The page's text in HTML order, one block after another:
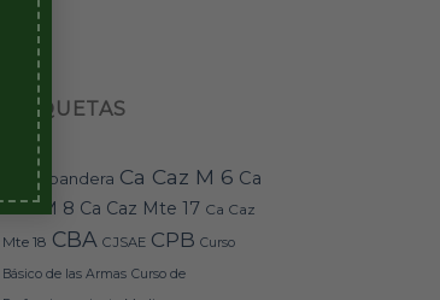
ETIQUETAS
BAI-11 bandera Ca Caz M 6 Ca
Caz M 8 Ca Caz Mte 17 Ca Caz
Mte 18 CBA CJSAE CPB Curso
Básico de las Armas Curso de